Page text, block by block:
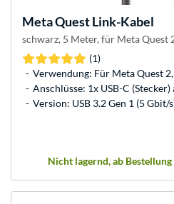
MetaQuest Link-Kabel
schwarz, 5 Meter, für Meta Quest
(1)
Verwendung: Für Meta Quest
Anschlüsse: 1x USB-C
Version: USB 3.2 Gen 1 (5 Gbit/
Nicht lagernd, ab